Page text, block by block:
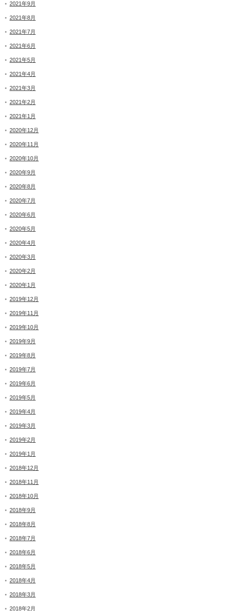
2021年9月
2021年8月
2021年7月
2021年6月
2021年5月
2021年4月
2021年3月
2021年2月
2021年1月
2020年12月
2020年11月
2020年10月
2020年9月
2020年8月
2020年7月
2020年6月
2020年5月
2020年4月
2020年3月
2020年2月
2020年1月
2019年12月
2019年11月
2019年10月
2019年9月
2019年8月
2019年7月
2019年6月
2019年5月
2019年4月
2019年3月
2019年2月
2019年1月
2018年12月
2018年11月
2018年10月
2018年9月
2018年8月
2018年7月
2018年6月
2018年5月
2018年4月
2018年3月
2018年2月